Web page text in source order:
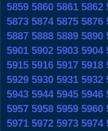
5859 5860 5861 5862
5873 5874 5875 5876
5887 5888 5889 5890
5901 5902 5903 5904
5915 5916 5917 5918
5929 5930 5931 5932
5943 5944 5945 5946
5957 5958 5959 5960
5971 5972 5973 5974